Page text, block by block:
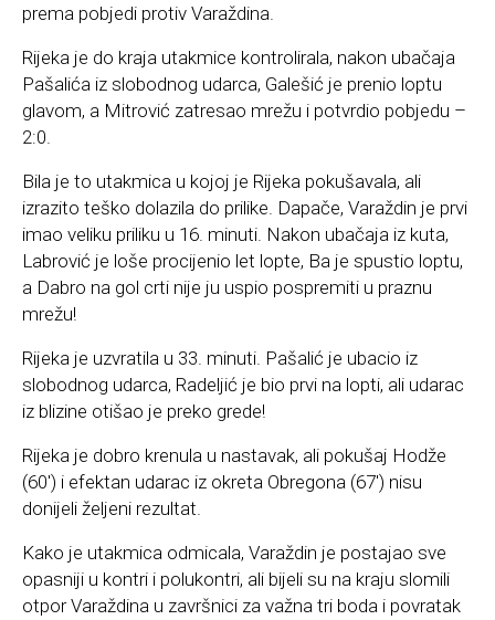
prema pobjedi protiv Varaždina.
Rijeka je do kraja utakmice kontrolirala, nakon ubačaja
Pašalića iz slobodnog udarca, Galešić je prenio loptu
glavom, a Mitrović zatresao mrežu i potvrdio pobjedu –
2:0.
Bila je to utakmica u kojoj je Rijeka pokušavala, ali
izrazito teško dolazila do prilike. Dapače, Varaždin je prvi
imao veliku priliku u 16. minuti. Nakon ubačaja iz kuta,
Labrović je loše procijenio let lopte, Ba je spustio loptu,
a Dabro na gol crti nije ju uspio pospremiti u praznu
mrežu!
Rijeka je uzvratila u 33. minuti. Pašalić je ubacio iz
slobodnog udarca, Radeljić je bio prvi na lopti, ali udarac
iz blizine otišao je preko grede!
Rijeka je dobro krenula u nastavak, ali pokušaj Hodže
(60′) i efektan udarac iz okreta Obregona (67′) nisu
donijeli željeni rezultat.
Kako je utakmica odmicala, Varaždin je postajao sve
opasniji u kontri i polukontri, ali bijeli su na kraju slomili
otpor Varaždina u završnici za važna tri boda i povratak